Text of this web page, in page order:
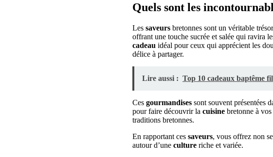
Quels sont les
Les saveurs bretonnes sont un véritable
offrant une touche sucrée et salée qui ravira
cadeau idéal pour ceux qui apprécient les
délice à partager.
Lire aussi : Top 10 cadeaux baptême
Ces gourmandises sont souvent présentées
pour faire découvrir la cuisine bretonne à
traditions bretonnes.
En rapportant ces saveurs, vous offrez non
autour d’une culture riche et variée.